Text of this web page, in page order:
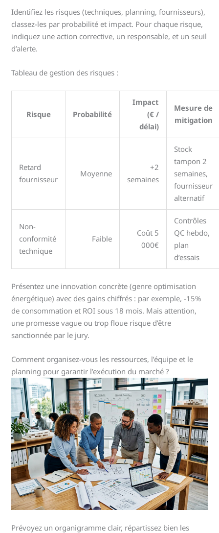
Identifiez les risques (techniques, planning, fournisseurs),
classez-les par probabilité et impact. Pour chaque risque,
indiquez une action corrective, un responsable, et un seuil
d’alerte.
Tableau de gestion des risques :
Risque Probabilité
Impact
(€ /
délai)
Mesure de
mitigation
Retard
fournisseur
Moyenne
+2
semaines
Stock
tampon 2
semaines,
fournisseur
alternatif
Non-
conformité
technique
Faible
Coût 5
000€
Contrôles
QC hebdo,
plan
d’essais
Présentez une innovation concrète (genre optimisation
énergétique) avec des gains chiffrés : par exemple, -15%
de consommation et ROI sous 18 mois. Mais attention,
une promesse vague ou trop floue risque d’être
sanctionnée par le jury.
Comment organisez-vous les ressources, l’équipe et le
planning pour garantir l’exécution du marché ?
Prévoyez un organigramme clair, répartissez bien les